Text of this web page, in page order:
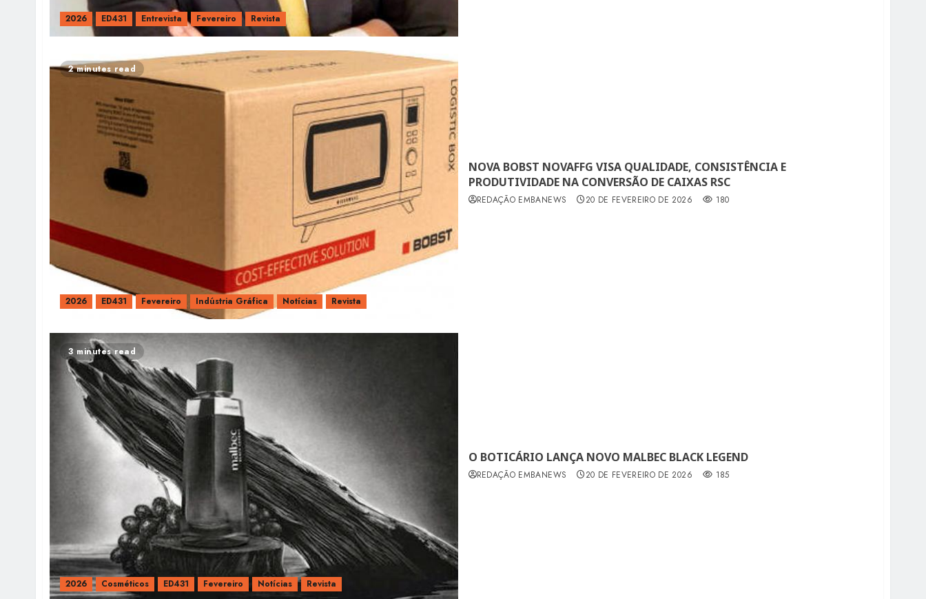
2026 ED431 Entrevista Fevereiro Revista
2 minutes read
2026 ED431 Fevereiro Indústria Gráfica Notícias Revista
NOVA BOBST NOVAFFG VISA QUALIDADE, CONSISTÊNCIA E
PRODUTIVIDADE NA CONVERSÃO DE CAIXAS RSC
REDAÇÃO EMBANEWS 20 DE FEVEREIRO DE 2026 180
3 minutes read
2026 Cosméticos ED431 Fevereiro Notícias Revista
O BOTICÁRIO LANÇA NOVO MALBEC BLACK LEGEND
REDAÇÃO EMBANEWS 20 DE FEVEREIRO DE 2026 185